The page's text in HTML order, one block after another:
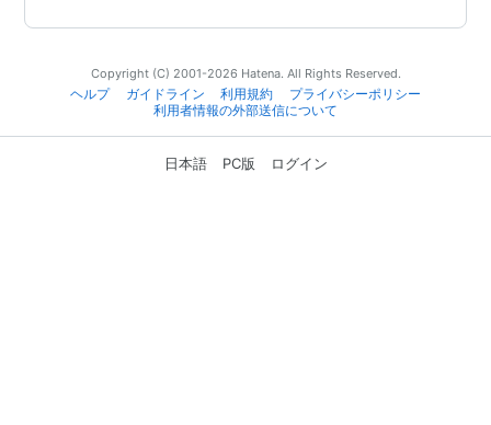
Copyright (C) 2001-2026 Hatena. All Rights Reserved.
ヘルプ
ガイドライン 利用規約
プライバシーポリシー
利用者情報の外部送信について
日本語 PC版 ログイン